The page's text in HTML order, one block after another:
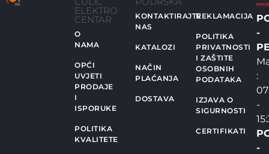
ELEKTRO
CENTAR
O
NAMA
OPĆI
UVJETI
PRODAJE
I
ISPORUKE
POLITIKA
KVALITETE
KONTAKTIRAJTE
NAS
KATALOZI
NAČIN
PLAĆANJA
DOSTAVA
REKLAMACIJA
POLITIKA
PRIVATNOSTI
I ZAŠTITE
OSOBNIH
PODATAKA
IZJAVA O
SIGURNOSTI
CERTIFIKATI
-
:
-
-